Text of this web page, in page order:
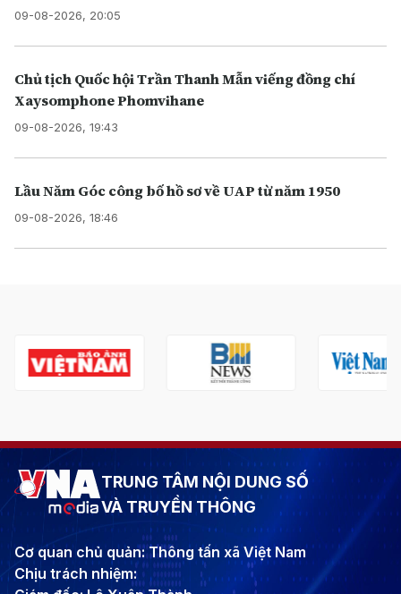
09-08-2026, 20:05
Chủ tịch Quốc hội Trần Thanh Mẫn viếng đồng chí
Xaysomphone Phomvihane
09-08-2026, 19:43
Lầu Năm Góc công bố hồ sơ về UAP từ năm 1950
09-08-2026, 18:46
TRUNG TÂM NỘI DUNG SỐ
VÀ TRUYỀN THÔNG
Cơ quan chủ quản: Thông tấn xã Việt Nam
Chịu trách nhiệm: